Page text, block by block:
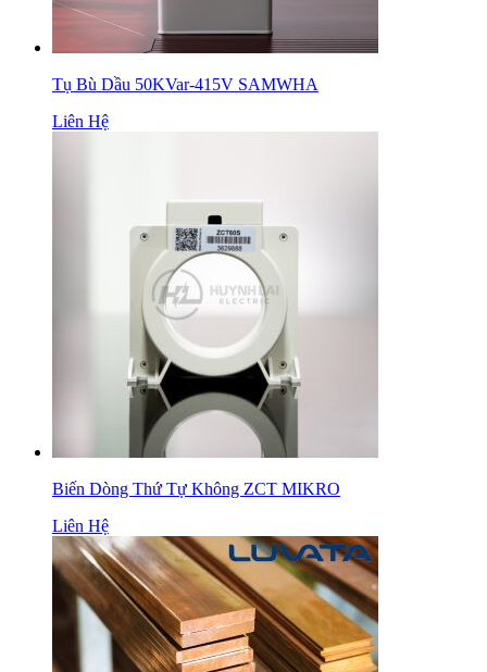
Tụ Bù Dầu 50KVar-415V SAMWHA
Liên Hệ
Biến Dòng Thứ Tự Không ZCT MIKRO
Liên Hệ